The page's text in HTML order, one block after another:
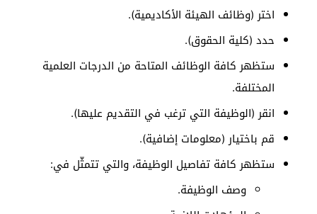
اختر (وظائف الهيئة الأكاديمية).
حدد (كلية الحقوق).
ستظهر كافة الوظائف المتاحة من الدرجات العلمية
المختلفة.
انقر (الوظيفة التي ترغب في التقديم عليها).
قم باختيار (معلومات إضافية).
ستظهر كافة تفاصيل الوظيفة، والتي تتمثّل في:
وصف الوظيفة.